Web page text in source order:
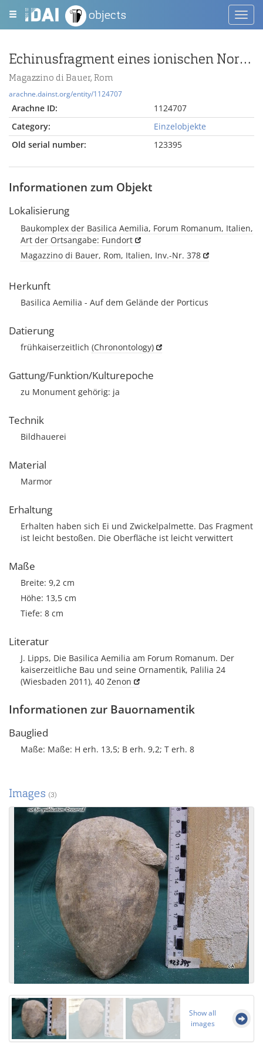
objects
Echinusfragment eines ionischen Normalkapitells
Magazzino di Bauer, Rom
arachne.dainst.org/entity/1124707
Arachne ID:
1124707
Category:
Einzelobjekte
Old serial number:
123395
Informationen zum Objekt
Lokalisierung
Baukomplex der Basilica Aemilia, Forum Romanum, Italien,
Art der Ortsangabe: Fundort
Magazzino di Bauer, Rom, Italien, Inv.-Nr. 378
Herkunft
Basilica Aemilia - Auf dem Gelände der Porticus
Datierung
frühkaiserzeitlich (Chronontology)
Gattung/Funktion/Kulturepoche
zu Monument gehörig: ja
Technik
Bildhauerei
Material
Marmor
Erhaltung
Erhalten haben sich Ei und Zwickelpalmette. Das Fragment
ist leicht bestoßen. Die Oberfläche ist leicht verwittert
Maße
Breite: 9,2 cm
Höhe: 13,5 cm
Tiefe: 8 cm
Literatur
J. Lipps, Die Basilica Aemilia am Forum Romanum. Der
kaiserzeitliche Bau und seine Ornamentik, Palilia 24
(Wiesbaden 2011), 40 Zenon
Informationen zur Bauornamentik
Bauglied
Maße: Maße: H erh. 13,5; B erh. 9,2; T erh. 8
Images (3)
Show all
images